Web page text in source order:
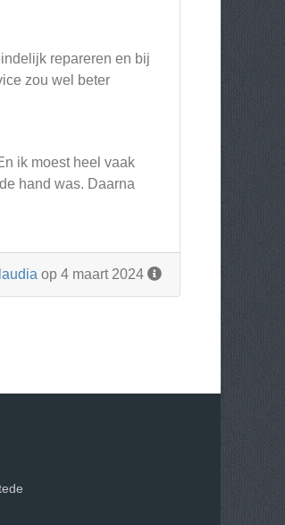
repareren en bij
zou wel beter
ik moest heel vaak
hand was. Daarna
op 4 maart 2024